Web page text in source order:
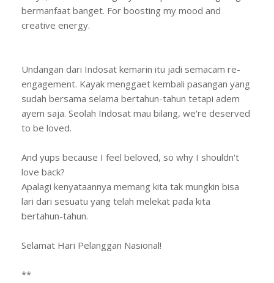
bermanfaat banget. For boosting my mood and
creative energy.
Undangan dari Indosat kemarin itu jadi semacam re-
engagement. Kayak menggaet kembali pasangan yang
sudah bersama selama bertahun-tahun tetapi adem
ayem saja. Seolah Indosat mau bilang, we're deserved
to be loved.
And yups because I feel beloved, so why I shouldn't
love back?
Apalagi kenyataannya memang kita tak mungkin bisa
lari dari sesuatu yang telah melekat pada kita
bertahun-tahun.
Selamat Hari Pelanggan Nasional!
**